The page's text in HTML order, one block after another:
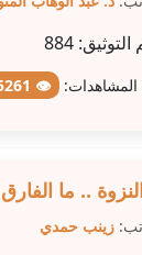
محمد
الجمل
التوثيق: 884
المشاهدات: 👁 5261
.. ما
زينب حمدي